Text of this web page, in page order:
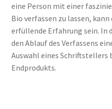
eine Person mit einer
Bio verfassen zu lassen,
erfüllende Erfahrung sein. In
den Ablauf des Verfassens
Auswahl eines Schriftstellers
Endprodukts.